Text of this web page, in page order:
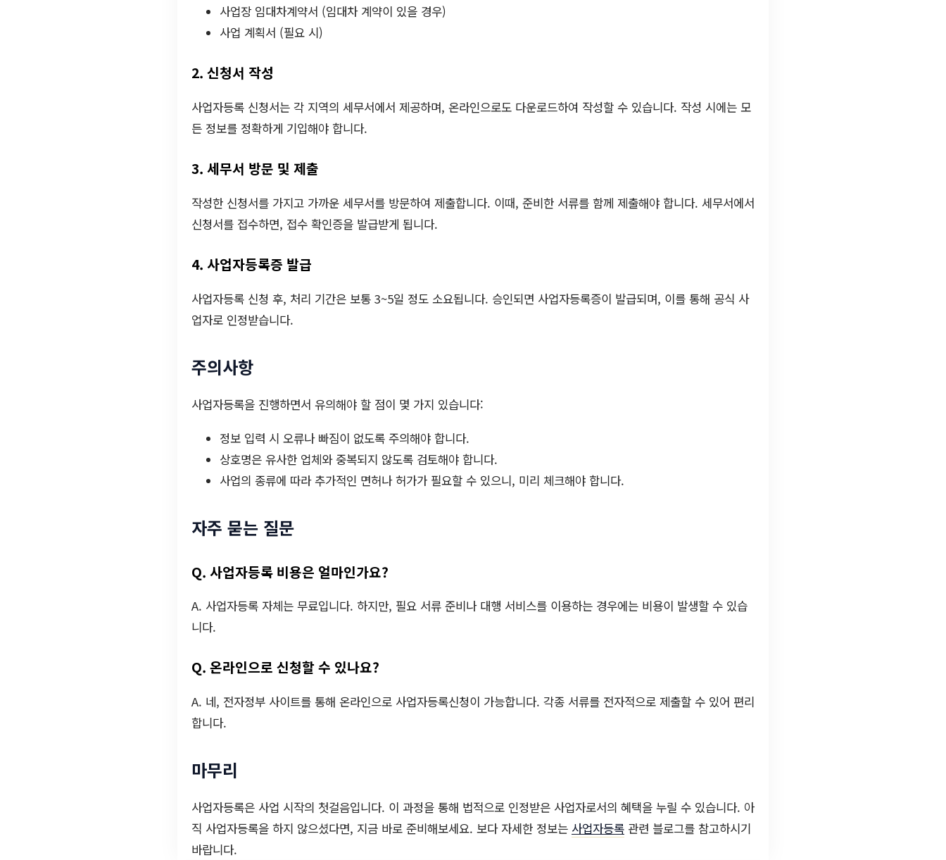
사업장 임대차계약서 (임대차 계약이 있을 경우)
사업 계획서 (필요 시)
2. 신청서 작성
사업자등록 신청서는 각 지역의 세무서에서 제공하며, 온라인으로도 다운로드하여 작성할 수 있습니다. 작성 시에는 모
든 정보를 정확하게 기입해야 합니다.
3. 세무서 방문 및 제출
작성한 신청서를 가지고 가까운 세무서를 방문하여 제출합니다. 이때, 준비한 서류를 함께 제출해야 합니다. 세무서에서
신청서를 접수하면, 접수 확인증을 발급받게 됩니다.
4. 사업자등록증 발급
사업자등록 신청 후, 처리 기간은 보통 3~5일 정도 소요됩니다. 승인되면 사업자등록증이 발급되며, 이를 통해 공식 사
업자로 인정받습니다.
주의사항
사업자등록을 진행하면서 유의해야 할 점이 몇 가지 있습니다:
정보 입력 시 오류나 빠짐이 없도록 주의해야 합니다.
상호명은 유사한 업체와 중복되지 않도록 검토해야 합니다.
사업의 종류에 따라 추가적인 면허나 허가가 필요할 수 있으니, 미리 체크해야 합니다.
자주 묻는 질문
Q. 사업자등록 비용은 얼마인가요?
A. 사업자등록 자체는 무료입니다. 하지만, 필요 서류 준비나 대행 서비스를 이용하는 경우에는 비용이 발생할 수 있습
니다.
Q. 온라인으로 신청할 수 있나요?
A. 네, 전자정부 사이트를 통해 온라인으로 사업자등록신청이 가능합니다. 각종 서류를 전자적으로 제출할 수 있어 편리
합니다.
마무리
사업자등록은 사업 시작의 첫걸음입니다. 이 과정을 통해 법적으로 인정받은 사업자로서의 혜택을 누릴 수 있습니다. 아
직 사업자등록을 하지 않으셨다면, 지금 바로 준비해보세요. 보다 자세한 정보는 사업자등록 관련 블로그를 참고하시기
바랍니다.